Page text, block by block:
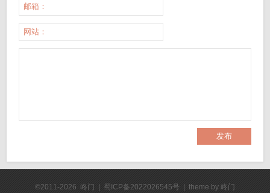
邮箱：
网站：
©2011-2026 咚门 | 蜀ICP备2022026545号 | theme by 咚门